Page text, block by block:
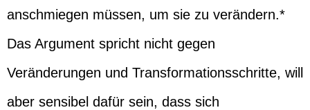
anschmiegen müssen, um sie zu verändern.*
Das Argument spricht nicht gegen
Veränderungen und Transformationsschritte, will
aber sensibel dafür sein, dass sich